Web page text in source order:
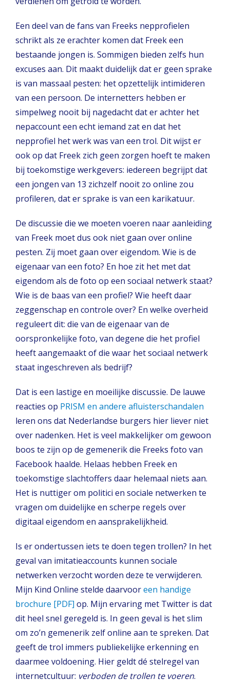
Een deel van de fans van Freeks nepprofielen
schrikt als ze erachter komen dat Freek een
bestaande jongen is. Sommigen bieden zelfs hun
excuses aan. Dit maakt duidelijk dat er geen sprake
is van massaal pesten: het opzettelijk intimideren
van een persoon. De internetters hebben er
simpelweg nooit bij nagedacht dat er achter het
nepaccount een echt iemand zat en dat het
nepprofiel het werk was van een trol. Dit wijst er
ook op dat Freek zich geen zorgen hoeft te maken
bij toekomstige werkgevers: iedereen begrijpt dat
een jongen van 13 zichzelf nooit zo online zou
profileren, dat er sprake is van een karikatuur.
De discussie die we moeten voeren naar aanleiding
van Freek moet dus ook niet gaan over online
pesten. Zij moet gaan over eigendom. Wie is de
eigenaar van een foto? En hoe zit het met dat
eigendom als de foto op een sociaal netwerk staat?
Wie is de baas van een profiel? Wie heeft daar
zeggenschap en controle over? En welke overheid
reguleert dit: die van de eigenaar van de
oorspronkelijke foto, van degene die het profiel
heeft aangemaakt of die waar het sociaal netwerk
staat ingeschreven als bedrijf?
Dat is een lastige en moeilijke discussie. De lauwe
reacties op PRISM en andere afluisterschandalen
leren ons dat Nederlandse burgers hier liever niet
over nadenken. Het is veel makkelijker om gewoon
boos te zijn op de gemenerik die Freeks foto van
Facebook haalde. Helaas hebben Freek en
toekomstige slachtoffers daar helemaal niets aan.
Het is nuttiger om politici en sociale netwerken te
vragen om duidelijke en scherpe regels over
digitaal eigendom en aansprakelijkheid.
Is er ondertussen iets te doen tegen trollen? In het
geval van imitatieaccounts kunnen sociale
netwerken verzocht worden deze te verwijderen.
Mijn Kind Online stelde daarvooreen handige
brochure [PDF] op. Mijn ervaring met Twitter is dat
dit heel snel geregeld is. In geen geval is het slim
om zo’n gemenerik zelf online aan te spreken. Dat
geeft de trol immers publiekelijke erkenning en
daarmee voldoening. Hier geldt dé stelregel van
internetcultuur: verboden de trollen te voeren.